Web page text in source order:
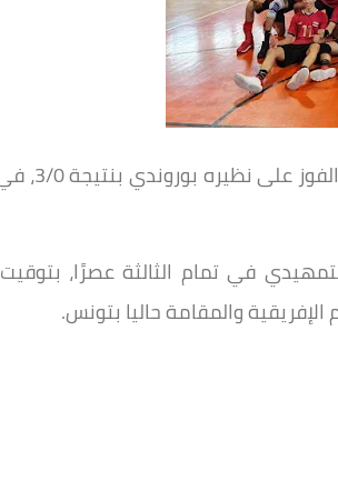
نجح المنتخب الوطني لناشئي
في تمام الثالثة عصرًا،
والمقامة حاليا بتونس.